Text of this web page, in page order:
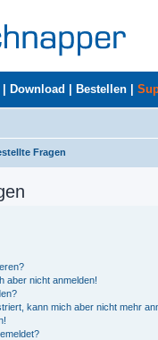
Download Bestellen
Fragen
aber nicht anmelden!
kann mich aber nicht mehr